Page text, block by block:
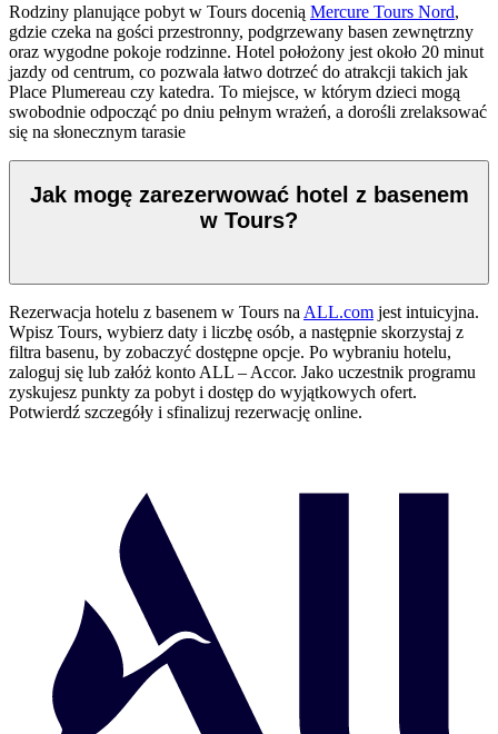
Rodziny planujące pobyt w Tours docenią Mercure Tours Nord,
gdzie czeka na gości przestronny, podgrzewany basen zewnętrzny
oraz wygodne pokoje rodzinne. Hotel położony jest około 20 minut
jazdy od centrum, co pozwala łatwo dotrzeć do atrakcji takich jak
Place Plumereau czy katedra. To miejsce, w którym dzieci mogą
swobodnie odpocząć po dniu pełnym wrażeń, a dorośli zrelaksować
się na słonecznym tarasie
Jak mogę zarezerwować hotel z basenem
w Tours?
Rezerwacja hotelu z basenem w Tours na ALL.com jest intuicyjna.
Wpisz Tours, wybierz daty i liczbę osób, a następnie skorzystaj z
filtra basenu, by zobaczyć dostępne opcje. Po wybraniu hotelu,
zaloguj się lub załóż konto ALL – Accor. Jako uczestnik programu
zyskujesz punkty za pobyt i dostęp do wyjątkowych ofert.
Potwierdź szczegóły i sfinalizuj rezerwację online.